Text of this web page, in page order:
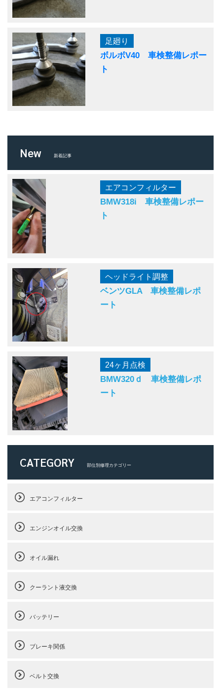
足廻り
ボルボV40 車検整備レポー
ト
New 新着記事
エアコンフィルター
BMW318i 車検整備レポー
ト
ヘッドライト調整
ベンツGLA 車検整備レポ
ート
24ヶ月点検
BMW320ｄ 車検整備レポ
ート
CATEGORY 部位別修理カテゴリー
エアコンフィルター
エンジンオイル交換
オイル漏れ
クーラント液交換
バッテリー
ブレーキ関係
ベルト交換